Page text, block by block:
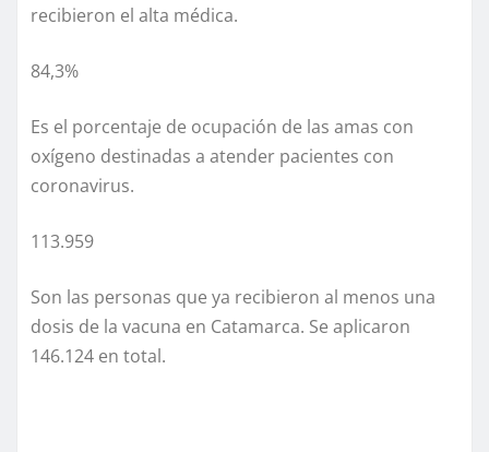
recibieron el alta médica.
84,3%
Es el porcentaje de ocupación de las amas con
oxígeno destinadas a atender pacientes con
coronavirus.
113.959
Son las personas que ya recibieron al menos una
dosis de la vacuna en Catamarca. Se aplicaron
146.124 en total.